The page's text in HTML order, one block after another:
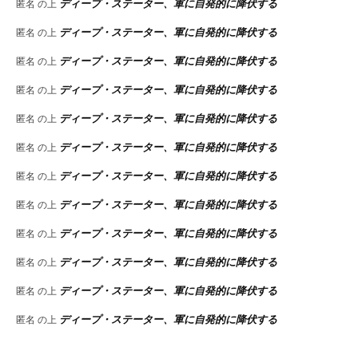
匿名 の上 ディープ・ステーター、軍に自発的に降伏する
匿名 の上 ディープ・ステーター、軍に自発的に降伏する
匿名 の上 ディープ・ステーター、軍に自発的に降伏する
匿名 の上 ディープ・ステーター、軍に自発的に降伏する
匿名 の上 ディープ・ステーター、軍に自発的に降伏する
匿名 の上 ディープ・ステーター、軍に自発的に降伏する
匿名 の上 ディープ・ステーター、軍に自発的に降伏する
匿名 の上 ディープ・ステーター、軍に自発的に降伏する
匿名 の上 ディープ・ステーター、軍に自発的に降伏する
匿名 の上 ディープ・ステーター、軍に自発的に降伏する
匿名 の上 ディープ・ステーター、軍に自発的に降伏する
匿名 の上 ディープ・ステーター、軍に自発的に降伏する